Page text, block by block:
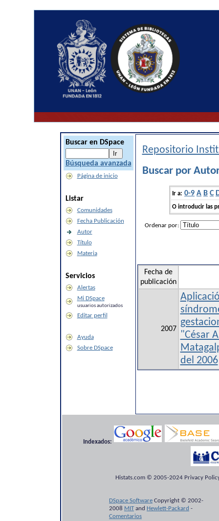
Buscar en DSpace
Búsqueda avanzada
Página de inicio
Listar
Comunidades
Fecha Publicación
Autor
Título
Materia
Servicios
Alertas
Mi DSpace
usuarios autorizados
Editar perfil
Ayuda
Sobre DSpace
Repositorio
Buscar por
Ir a: 0-9 A B C
O introducir las
Ordenar por:
Fecha de
publicación
2007
"César
del 2006
Indexados:
Histats.com © 2005-2024 Privacy
DSpace Software Copyright © 2002-
2008 MITand Hewlett-Packard -
Comentarios